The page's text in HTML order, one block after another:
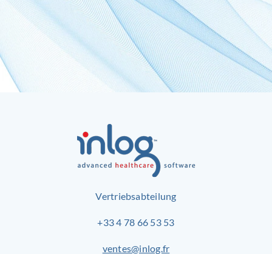
Vertriebsabteilung
+33 4 78 66 53 53
ventes@inlog.fr